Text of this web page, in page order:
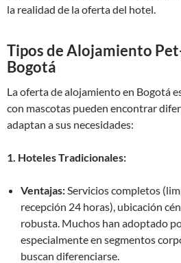
la realidad de la oferta del hotel.
Tipos de Alojamiento
Bogotá
La oferta de alojamiento en Bogotá
con mascotas pueden encontrar
adaptan a sus necesidades:
1. Hoteles Tradicionales:
Ventajas:Servicios completos
recepción 24 horas), ubicación
robusta. Muchos han adoptado
especialmente en segmentos
buscan diferenciarse.